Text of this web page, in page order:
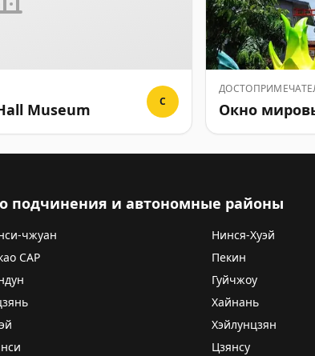
Museum C Окно
подчинения и автономные районы
чжуан Нинся-Хуэй
САР Пекин
Гуйчжоу
Хайнань
Хэйлунцзян
Цзянсу